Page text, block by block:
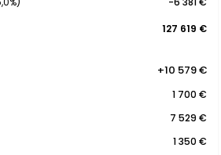
127 619 €
+10 579 €
1 700 €
7 529 €
1 350 €